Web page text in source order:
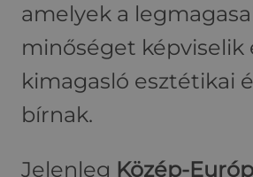
amelyek a
minőséget képviselik
kimagasló esztétikai
bírnak.
Jelenleg Közép-